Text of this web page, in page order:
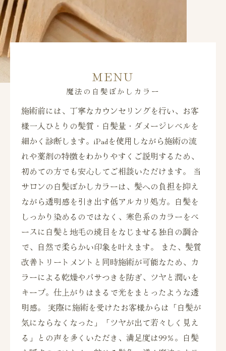
魔法の白髪ぼかしカラー
MENU
施術前には、丁寧なカウンセリングを行い、お客
様一人ひとりの髪質・白髪量・ダメージレベルを
細かく診断します。iPadを使用しながら施術の流
れや薬剤の特徴をわかりやすくご説明するため、
初めての方でも安心してご相談いただけます。 当
サロンの白髪ぼかしカラーは、髪への負担を抑え
ながら透明感を引き出す低アルカリ処方。白髪を
しっかり染めるのではなく、寒色系のカラーをベ
ースに白髪と地毛の境目をなじませる独自の調合
で、自然で柔らかい印象を叶えます。 また、髪質
改善トリートメントと同時施術が可能なため、カ
ラーによる乾燥やパサつきを防ぎ、ツヤと潤いを
キープ。仕上がりはまるで光をまとったような透
明感。 実際に施術を受けたお客様からは「白髪が
気にならなくなった」「ツヤが出て若々しく見え
る」との声を多くいただき、満足度は99％。白髪